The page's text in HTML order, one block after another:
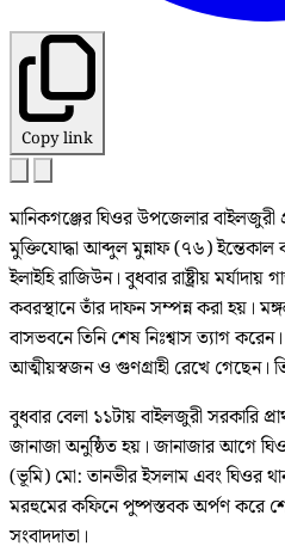
Copy link
মানিকগঞ্জের ঘিওর উপজেলার বাইলজুরী
মুক্তিযোদ্ধা আব্দুল মুন্নাফ (৭৬) ইন্তেকাল
ইলাইহি রাজিউন। বুধবার রাষ্ট্রীয়
কবরস্থানে তাঁর দাফন সম্পন্ন করা হয়।
বাসভবনে তিনি শেষ নিঃশ্বাস ত্যাগ
আত্মীয়স্বজন ও গুণগ্রাহী রেখে গেছেন।
বুধবার বেলা ১১টায় বাইলজুরী সরকারি
জানাজা অনুষ্ঠিত হয়। জানাজার আগে
(ভূমি) মো: তানভীর ইসলাম এবং ঘিওর
মরহুমের কফিনে পুষ্পস্তবক অর্পণ করে
সংবাদদাতা।